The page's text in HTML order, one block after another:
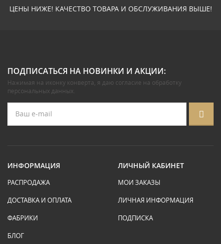
ЦЕНЫ НИЖЕ! КАЧЕСТВО ТОВАРА И ОБСЛУЖИВАНИЯ ВЫШЕ!
ПОДПИСАТЬСЯ НА НОВИНКИ И АКЦИИ:
Нажимая на иконку конверта, я даю согласие на обработку
персональных данных.
ИНФОРМАЦИЯ
РАСПРОДАЖА
ДОСТАВКА И ОПЛАТА
ФАБРИКИ
БЛОГ
ЛИЧНЫЙ КАБИНЕТ
МОИ ЗАКАЗЫ
ЛИЧНАЯ ИНФОРМАЦИЯ
ПОДПИСКА